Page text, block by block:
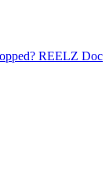
REELZ Doc